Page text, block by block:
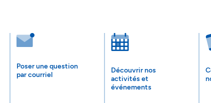
Poser une question
par courriel
Découvrir nos
activités et
événements